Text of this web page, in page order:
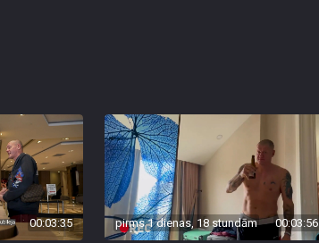
00:03:35 pirms 1 dienas, 18 stundām 00:03:56